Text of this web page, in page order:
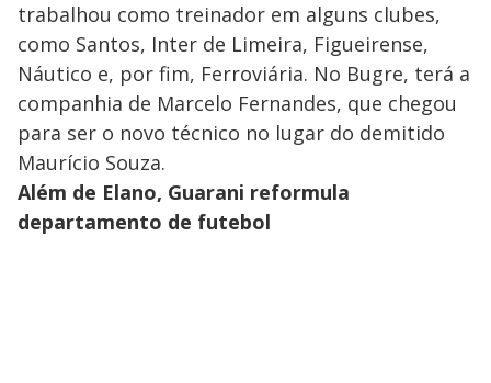
trabalhou como treinador em alguns clubes,
como Santos, Inter de Limeira, Figueirense,
Náutico e, por fim, Ferroviária. No Bugre, terá a
companhia de Marcelo Fernandes, que chegou
para ser o novo técnico no lugar do demitido
Maurício Souza.
Além de Elano, Guarani reformula
departamento de futebol